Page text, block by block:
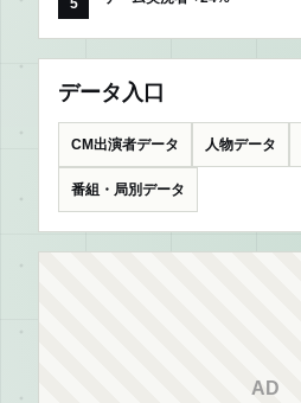
データ入口
CM出演者データ 人物データ
番組・局別データ
AD